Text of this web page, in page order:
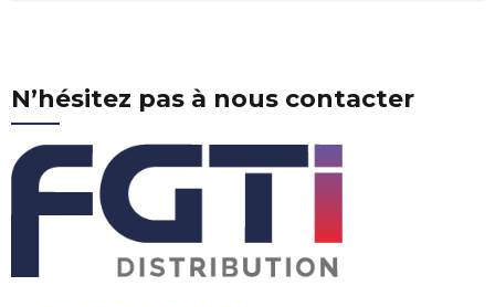
N’hésitez pas à nous contacter